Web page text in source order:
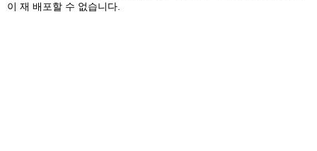
이 재 배포할 수 없습니다.